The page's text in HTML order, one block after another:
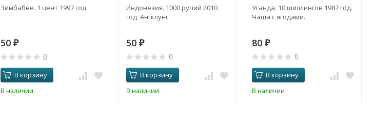
Зимбабве. 1 цент 1997 год.
50 ₽
0
В корзину
В наличии
Индонезия. 1000 рупий 2010
год. Ангклунг.
50 ₽
0
В корзину
В наличии
Уганда. 10 шиллингов 1987 год.
Чаша с ягодами.
80 ₽
0
В корзину
В наличии